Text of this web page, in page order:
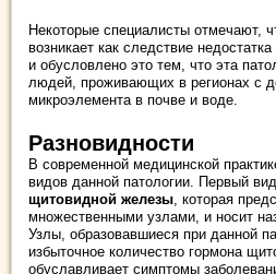
Некоторые специалисты отмечают,
возникает как следствие
и обусловлено это тем, что эта
людей, проживающих в регионах с
микроэлемента в почве и воде.
Разновидности
В современной медицинской
видов данной патологии. Первый
щитовидной железы, которая
множественными узлами, и носит
Узлы, образовавшиеся при данной
избыточное количество гормона
обуславливает симптомы